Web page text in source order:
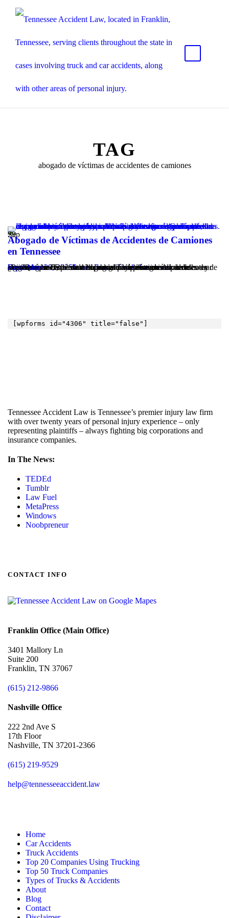
TAG
abogado de víctimas de accidentes de camiones
29
Sep
Abogado de Víctimas de Accidentes de Camiones
en Tennessee
September 29, 2025James FrazierTruck Accidents
¿Por Qué Necesita un Abogado de Víctimas de Accidentes de Camiones en Tennessee? Un accidente de camión puede causar lesiones graves, pérdida de ingresos y daños emocionales significativos. Contratar un abogado de víctimas de accidentes de camiones en Tennessee es crucial para proteger sus derechos y asegurar que reciba la compensación que merece. Los accidentes...
Read More
[wpforms id="4306" title="false"]
Tennessee Accident Law is Tennessee’s premier injury law firm
with over twenty years of personal injury experience – only
representing plaintiffs – always fighting big corporations and
insurance companies.
In The News:
TEDEd
Tumblr
Law Fuel
MetaPress
Windows
Noobpreneur
CONTACT INFO
Franklin Office (Main Office)
3401 Mallory Ln
Suite 200
Franklin, TN 37067
(615) 212-9866
Nashville Office
222 2nd Ave S
17th Floor
Nashville, TN 37201-2366
(615) 219-9529
help@tennesseeaccident.law
Home
Car Accidents
Truck Accidents
Top 20 Companies Using Trucking
Top 50 Truck Companies
Types of Trucks & Accidents
About
Blog
Contact